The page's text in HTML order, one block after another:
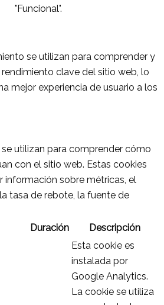
"Funcional".
se utilizan para comprender y
clave del sitio web, lo
mejor experiencia de usuario a los
utilizan para comprender cómo
con el sitio web. Estas cookies
información sobre métricas, el
tasa de rebote, la fuente de
Duración
Descripción
Esta cookie es
instalada por
Google Analytics.
La cookie se utiliza